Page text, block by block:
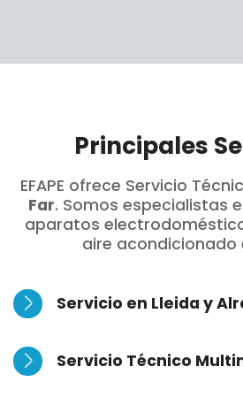
Principales
EFAPE ofrece Servicio
Far. Somos especialistas
aparatos
aire acondicionado
Servicio en Lleida y
Servicio Técnico